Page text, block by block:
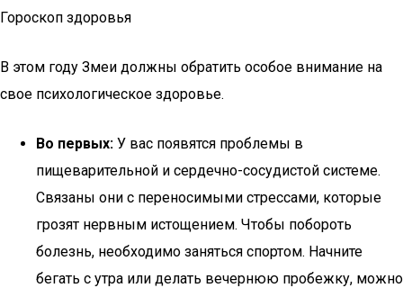
Гороскоп здоровья
В этом году Змеи должны обратить особое внимание на
свое психологическое здоровье.
Во первых: У вас появятся проблемы в
пищеварительной и сердечно-сосудистой системе.
Связаны они с переносимыми стрессами, которые
грозят нервным истощением. Чтобы побороть
болезнь, необходимо заняться спортом. Начните
бегать с утра или делать вечернюю пробежку, можно